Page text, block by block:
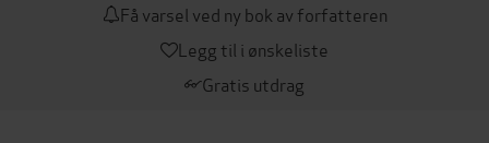
Få varsel ved ny bok av forfatteren
Legg til i ønskeliste
Gratis utdrag